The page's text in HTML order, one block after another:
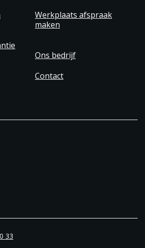
Werkplaats afspraak
maken
Ons bedrijf
Contact
33